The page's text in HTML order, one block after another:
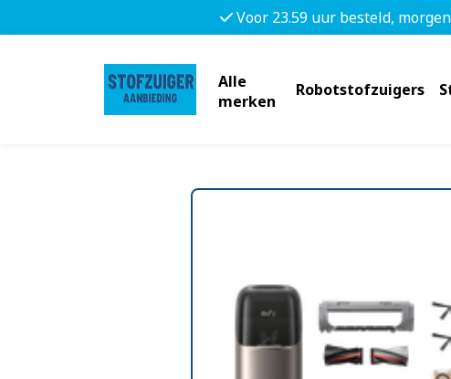
Voor 23.59 uur besteld,
Alle
merken Robotstofzuigers